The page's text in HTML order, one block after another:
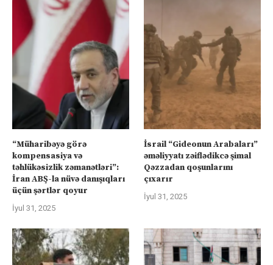
“Müharibəyə görə
kompensasiya və
təhlükəsizlik zəmanətləri”:
İran ABŞ-la nüvə danışıqları
üçün şərtlər qoyur
İyul 31, 2025
İsrail “Gideonun Arabaları”
əməliyyatı zəiflədikcə şimal
Qəzzadan qoşunlarını
çıxarır
İyul 31, 2025